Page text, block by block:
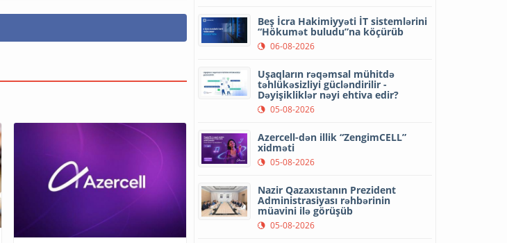
Beş İcra Hakimiyyəti İT sistemlərini
“Hökumət buludu”na köçürüb
06-08-2026
Uşaqların rəqəmsal mühitdə
təhlükəsizliyi gücləndirilir -
Dəyişikliklər nəyi ehtiva edir?
05-08-2026
Azercell-dən illik “ZengimCELL”
xidməti
05-08-2026
Nazir Qazaxıstanın Prezident
Administrasiyası rəhbərinin
müavini ilə görüşüb
05-08-2026